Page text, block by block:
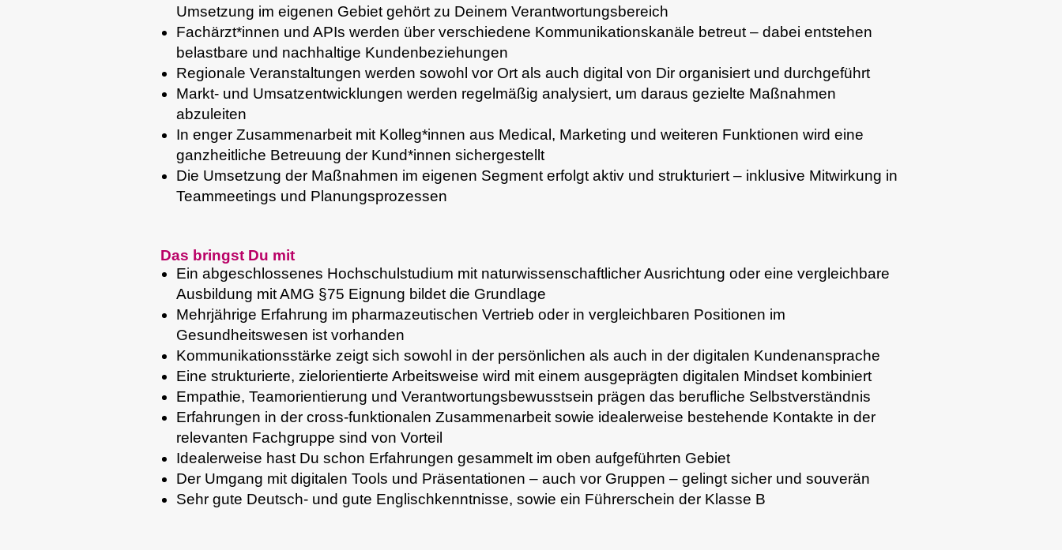
Umsetzung im eigenen Gebiet gehört zu Deinem Verantwortungsbereich
Fachärzt*innen und APIs werden über verschiedene Kommunikationskanäle betreut – dabei entstehen
belastbare und nachhaltige Kundenbeziehungen
Regionale Veranstaltungen werden sowohl vor Ort als auch digital von Dir organisiert und durchgeführt
Markt- und Umsatzentwicklungen werden regelmäßig analysiert, um daraus gezielte Maßnahmen
abzuleiten
In enger Zusammenarbeit mit Kolleg*innen aus Medical, Marketing und weiteren Funktionen wird eine
ganzheitliche Betreuung der Kund*innen sichergestellt
Die Umsetzung der Maßnahmen im eigenen Segment erfolgt aktiv und strukturiert – inklusive Mitwirkung in
Teammeetings und Planungsprozessen
Das bringst Du mit
Ein abgeschlossenes Hochschulstudium mit naturwissenschaftlicher Ausrichtung oder eine vergleichbare
Ausbildung mit AMG §75 Eignung bildet die Grundlage
Mehrjährige Erfahrung im pharmazeutischen Vertrieb oder in vergleichbaren Positionen im
Gesundheitswesen ist vorhanden
Kommunikationsstärke zeigt sich sowohl in der persönlichen als auch in der digitalen Kundenansprache
Eine strukturierte, zielorientierte Arbeitsweise wird mit einem ausgeprägten digitalen Mindset kombiniert
Empathie, Teamorientierung und Verantwortungsbewusstsein prägen das berufliche Selbstverständnis
Erfahrungen in der cross-funktionalen Zusammenarbeit sowie idealerweise bestehende Kontakte in der
relevanten Fachgruppe sind von Vorteil
Idealerweise hast Du schon Erfahrungen gesammelt im oben aufgeführten Gebiet
Der Umgang mit digitalen Tools und Präsentationen – auch vor Gruppen – gelingt sicher und souverän
Sehr gute Deutsch- und gute Englischkenntnisse, sowie ein Führerschein der Klasse B